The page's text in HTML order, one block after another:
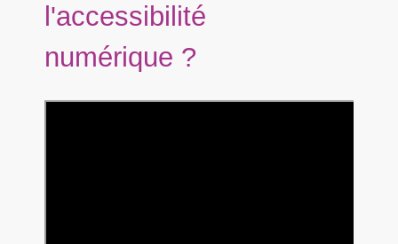
l'accessibilité
numérique ?